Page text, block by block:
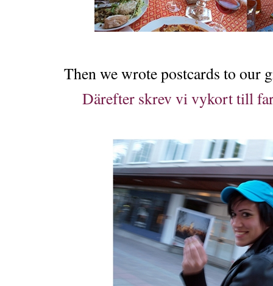
Then we wrote postcards to our
Därefter skrev vi vykort till